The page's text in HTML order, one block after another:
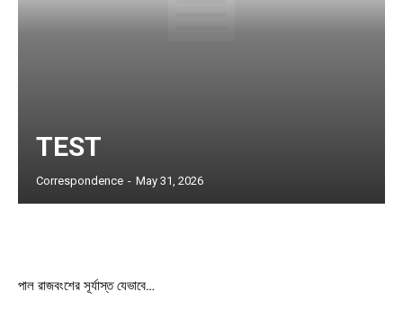
TEST
Correspondence - May 31, 2026
পাল রাজবংশের সূর্যাস্ত যেভাবে…